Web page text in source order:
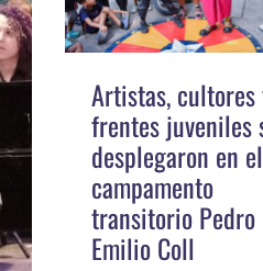
Artistas, cultores
frentes juveniles
desplegaron en el
campamento
transitorio Pedro
Emilio Coll